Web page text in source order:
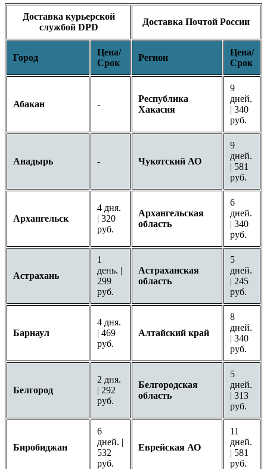
Доставка курьерской
службой DPD
Доставка Почтой России
Город
Цена/
Срок
Регион
Цена/
Срок
Абакан -
Республика
Хакасия
9
дней.
| 340
руб.
Анадырь - Чукотский АО
9
дней.
| 581
руб.
Архангельск
4 дня.
| 320
руб.
Архангельская
область
6
дней.
| 340
руб.
Астрахань
1
день. |
299
руб.
Астраханская
область
5
дней.
| 245
руб.
Барнаул
4 дня.
| 469
руб.
Алтайский край
8
дней.
| 340
руб.
Белгород
2 дня.
| 292
руб.
Белгородская
область
5
дней.
| 313
руб.
Биробиджан
6
дней. |
532
руб.
Еврейская АО
11
дней.
| 581
руб.